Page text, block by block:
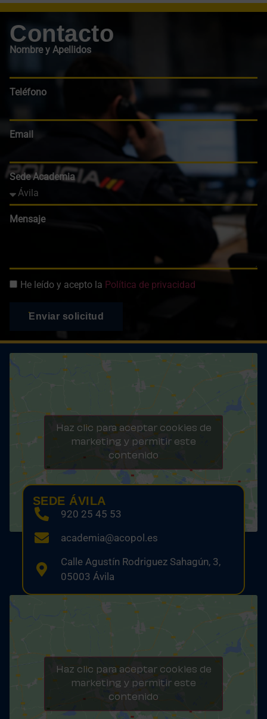
Contacto
Nombre y Apellidos
Teléfono
Email
Sede Academia
Mensaje
He leído y acepto la Política de privacidad
Enviar solicitud
Haz clic para aceptar cookies de
marketing y permitir este
contenido
SEDE ÁVILA
920 25 45 53
academia@acopol.es
Calle Agustín Rodriguez Sahagún, 3,
05003 Ávila
Haz clic para aceptar cookies de
marketing y permitir este
contenido